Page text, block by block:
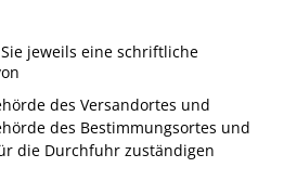
Tourismus
Steillagen/Weinberge
Natur Umwelt Klima
jeweils eine schriftliche
des Versandortes und
des Bestimmungsortes und
die Durchfuhr zuständigen